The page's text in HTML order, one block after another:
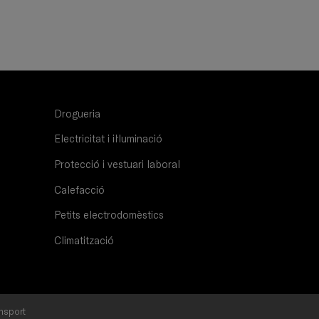
Drogueria
Electricitat i il·luminació
Protecció i vestuari laboral
Calefacció
Petits electrodomèstics
Climatització